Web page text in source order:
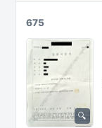
675